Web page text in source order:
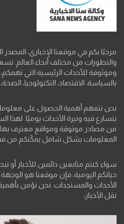
مرحبًا بكم في موقعنا الإخباري، المصدر
والتطورات من مختلف أنحاء العالم.
وموثوقة للأحداث الرئيسية التي
بالسياسة، الاقتصاد، التكنولوجيا،
نحن نتفهم أهمية الحصول على
يتسارع فيه وتيرة الأحداث يوميًا. لهذا
من مصادر موثوقة ومواقع معترف بها،
المعلومات بشكل شامل يمكّنكم من
سواء كنتم متابعين دائمين للأخبار
حياتكم اليومية، فإن موقعنا هو الوجهة
الأحداث والمستجدات. نحن نؤمن
نقل الأخبار،